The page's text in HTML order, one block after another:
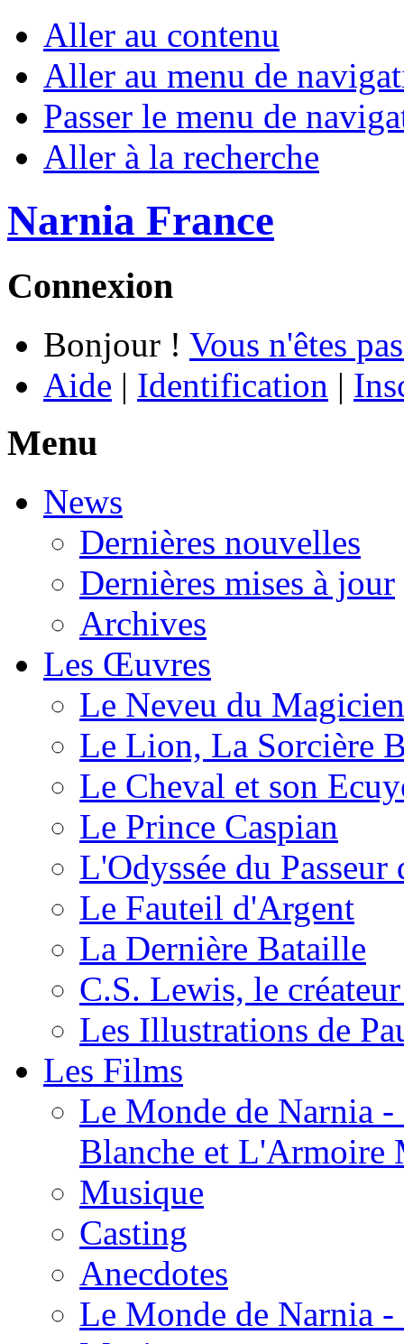
Aller au contenu
Aller au menu de
Passer le menu de
Aller à la recherche
Narnia France
Connexion
Bonjour ! Vous n'êtes
Aide | Identification |
Menu
News
Dernières nouvelles
Dernières mises à jour
Archives
Les Œuvres
Le Neveu du Magicien
Le Lion, La Sorcière
Le Cheval et son
Le Prince Caspian
L'Odyssée du
Le Fauteil d'Argent
La Dernière Bataille
C.S. Lewis, le
Les Illustrations de
Les Films
Le Monde de Narnia
Blanche et L'Armoire
Musique
Casting
Anecdotes
Le Monde de Narnia